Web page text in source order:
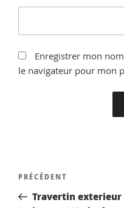
Enregistrer mon
le navigateur pour mon
Navigation
l’article
Article
précédent
PRÉCÉDENT
Travertin exterieur